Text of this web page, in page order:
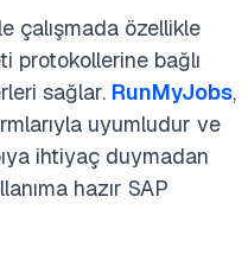
çalışmada özellikle
protokollerine bağlı
sağlar. RunMyJobs,
uyumludur ve
ihtiyaç duymadan
hazır SAP